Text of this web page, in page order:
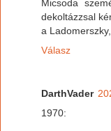
Micsoda
dekoltázzsal
a
Válasz
DarthVader
1970: